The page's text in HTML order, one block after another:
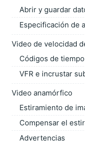
Abrir y guardar
Especificación de
Video de velocidad
Códigos de tiempo
VFR e incrustar
Video anamórfico
Estiramiento de
Compensar el
Advertencias